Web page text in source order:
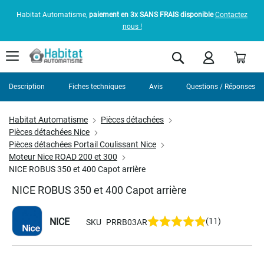
Habitat Automatisme, paiement en 3x SANS FRAIS disponible Contactez
nous !
Rechercher
Habitat Automatisme
Pièces détachées
Pièces détachées Nice
Pièces détachées Portail Coulissant Nice
Moteur Nice ROAD 200 et 300
NICE ROBUS 350 et 400 Capot arrière
NICE ROBUS 350 et 400 Capot arrière
NICE SKU PRRB03AR (11)
Description Fiches techniques Avis Questions / Réponses